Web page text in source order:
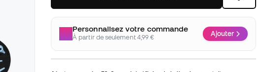
Personnalisez votre commande
À partir de seulement 4,99 € Ajouter